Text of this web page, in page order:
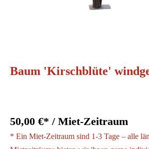
Baum 'Kirschblüte'
50,00 €* / Miet-Zeitraum
* Ein Miet-Zeitraum sind 1-3 Tage – alle